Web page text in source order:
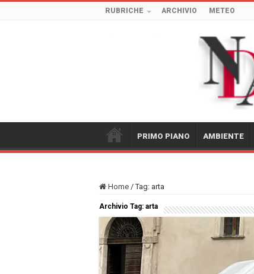
RUBRICHE ARCHIVIO METEO
PRIMO PIANO AMBIENTE
Home / Tag: arta
Archivio Tag: arta